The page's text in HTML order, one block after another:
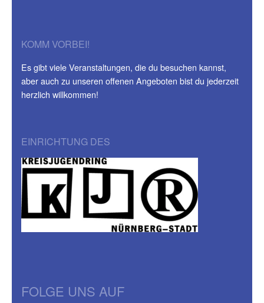
KOMM VORBEI!
Es gibt viele Veranstaltungen, die du besuchen kannst,
aber auch zu unseren offenen Angeboten bist du jederzeit
herzlich willkommen!
EINRICHTUNG DES
FOLGE UNS AUF